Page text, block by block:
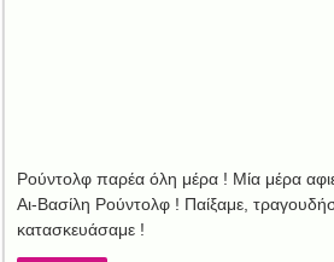
Ρούντολφ παρέα όλη μέρα ! Μία μέρα
Αι-Βασίλη Ρούντολφ ! Παίξαμε,
κατασκευάσαμε !